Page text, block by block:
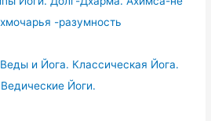
-разумность
и Йога. Классическая Йога.
Йоги.